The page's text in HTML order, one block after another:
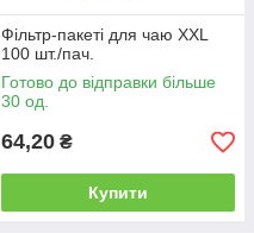
Фільтр-пакеті для чаю XXL
100 шт./пач.
Готово до відправки більше
30 од.
64,20 ₴
Купити